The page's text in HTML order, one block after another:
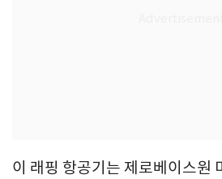
이 래핑 항공기는 제로베이스원